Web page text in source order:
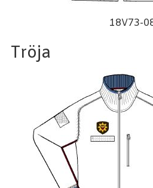
18V73-
Tröja